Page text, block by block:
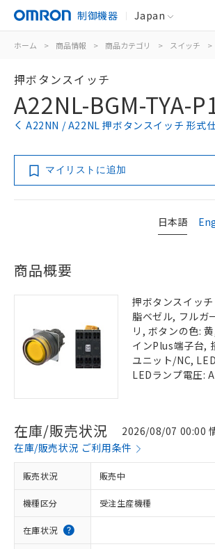
制御機器 Japan
ホーム > 商品情報 > 商品カテゴリ > スイッチ >
押ボタンスイッチ
A22NL-BGM-TYA-
A22NN / A22NL 押ボタンスイッチ 形式
マイリストに追加
日本語
商品概要
押ボタンスイッ
脂ベゼル, フルガ
リ, ボタンの色:
インPlus端子台,
ユニット/NC,
LEDランプ電圧:
在庫/販売状況
2026/08/07 00:00
在庫/販売状況 ご利用条件
販売状況 販売中
機種区分 受注生産機種
在庫状況